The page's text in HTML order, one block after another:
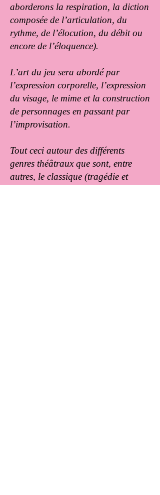
aborderons la respiration, la diction
composée de l’articulation, du
rythme, de l’élocution, du débit ou
encore de l’éloquence).
L’art du jeu sera abordé par
l’expression corporelle, l’expression
du visage, le mime et la construction
de personnages en passant par
l’improvisation.
Tout ceci autour des différents
genres théâtraux que sont, entre
autres, le classique (tragédie et